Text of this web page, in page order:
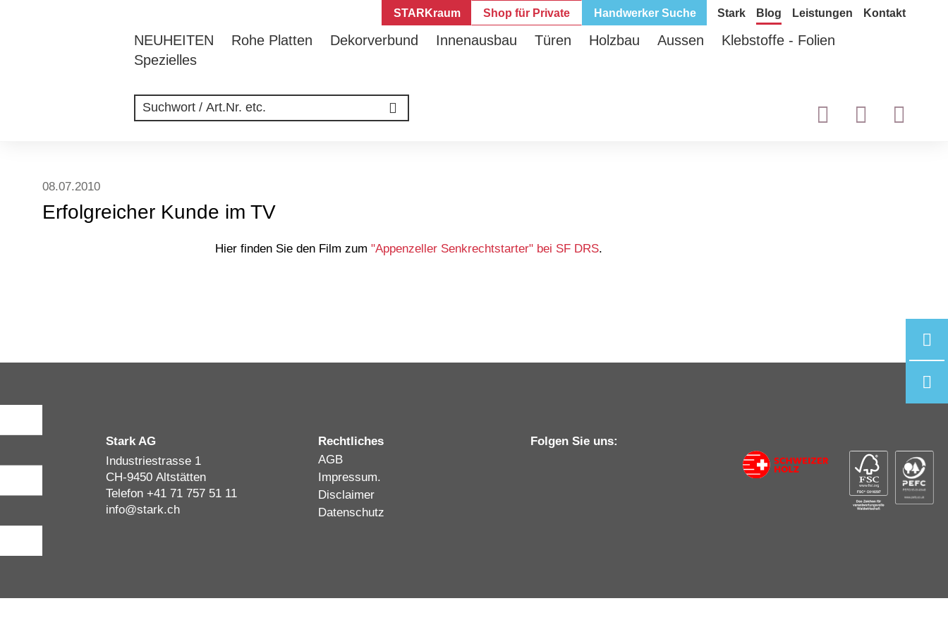
STARKraum Shop für Private Handwerker Suche Stark Blog Leistungen Kontakt
NEUHEITEN Rohe Platten Dekorverbund Innenausbau Türen Holzbau Aussen
Klebstoffe - Folien
Spezielles
08.07.2010
Erfolgreicher Kunde im TV
Hier finden Sie den Film zum "Appenzeller Senkrechtstarter" bei SF DRS.
Stark AG
Industriestrasse 1
CH-9450 Altstätten
Telefon +41 71 757 51 11
info@stark.ch
Rechtliches
AGB
Impressum.
Disclaimer
Datenschutz
Folgen Sie uns: